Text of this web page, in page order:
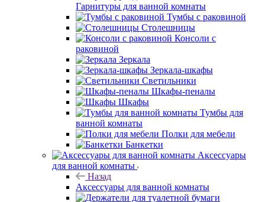
Гарнитуры для ванной комнаты
Тумбы с раковиной
Столешницы
Консоли с
раковиной
Зеркала
Зеркала-шкафы
Светильники
Шкафы-пеналы
Шкафы
Тумбы для
ванной комнаты
Полки для мебели
Банкетки
Аксессуары
для ванной комнаты
Назад
Аксессуары для ванной комнаты